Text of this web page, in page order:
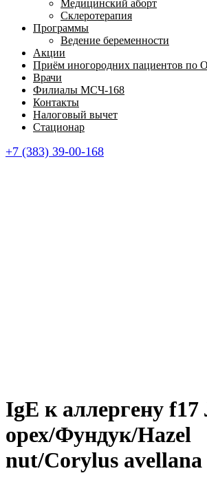
Медицинский аборт
Склеротерапия
Программы
Ведение беременности
Акции
Приём иногородних пациентов
Врачи
Филиалы МСЧ-168
Контакты
Налоговый вычет
Стационар
+7 (383) 39-00-168
IgE к аллергену f17
орех/Фундук/Hazel
nut/Corylus avellana